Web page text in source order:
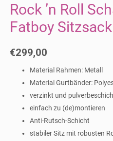
Rock ’n Roll
Fatboy Sitzsack
€299,00
Material Rahmen: Metall
Material Gurtbänder:
verzinkt und
einfach zu (de)montieren
Anti-Rutsch-Schicht
stabiler Sitz mit robusten